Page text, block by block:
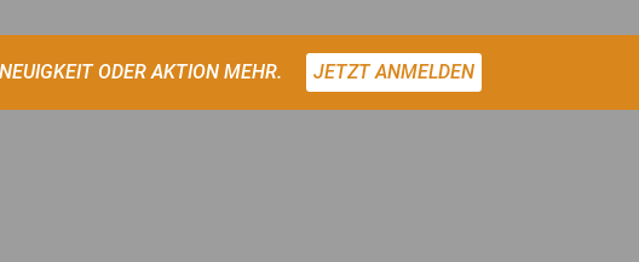
ODER AKTION MEHR. JETZT ANMELDEN